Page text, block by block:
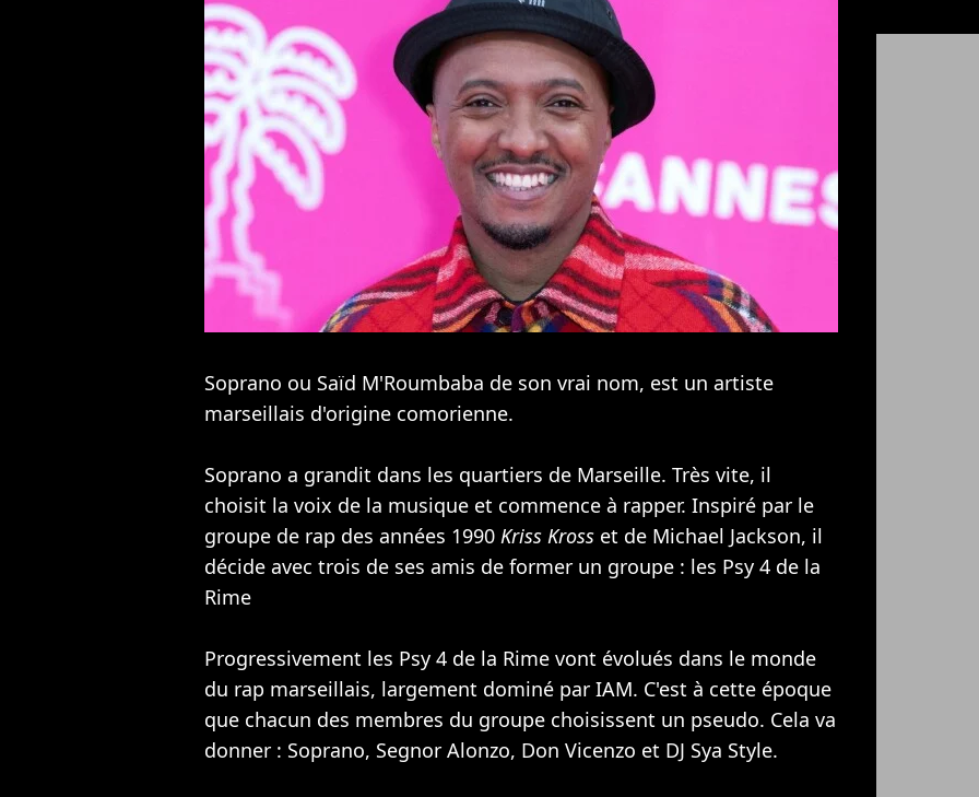
Soprano ou Saïd M'Roumbaba de son vrai nom, est un artiste
marseillais d'origine comorienne.
Soprano a grandit dans les quartiers de Marseille. Très vite, il
choisit la voix de la musique et commence à rapper. Inspiré par le
groupe de rap des années 1990 Kriss Kross et de Michael Jackson, il
décide avec trois de ses amis de former un groupe : les Psy 4 de la
Rime
Progressivement les Psy 4 de la Rime vont évolués dans le monde
du rap marseillais, largement dominé par IAM. C'est à cette époque
que chacun des membres du groupe choisissent un pseudo. Cela va
donner : Soprano, Segnor Alonzo, Don Vicenzo et DJ Sya Style.